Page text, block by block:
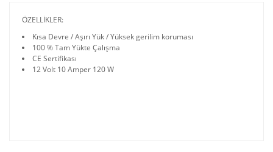
ÖZELLİKLER:
Kısa Devre / Aşırı Yük / Yüksek gerilim koruması
100 % Tam Yükte Çalışma
CE Sertifikası
12 Volt 10 Amper 120 W